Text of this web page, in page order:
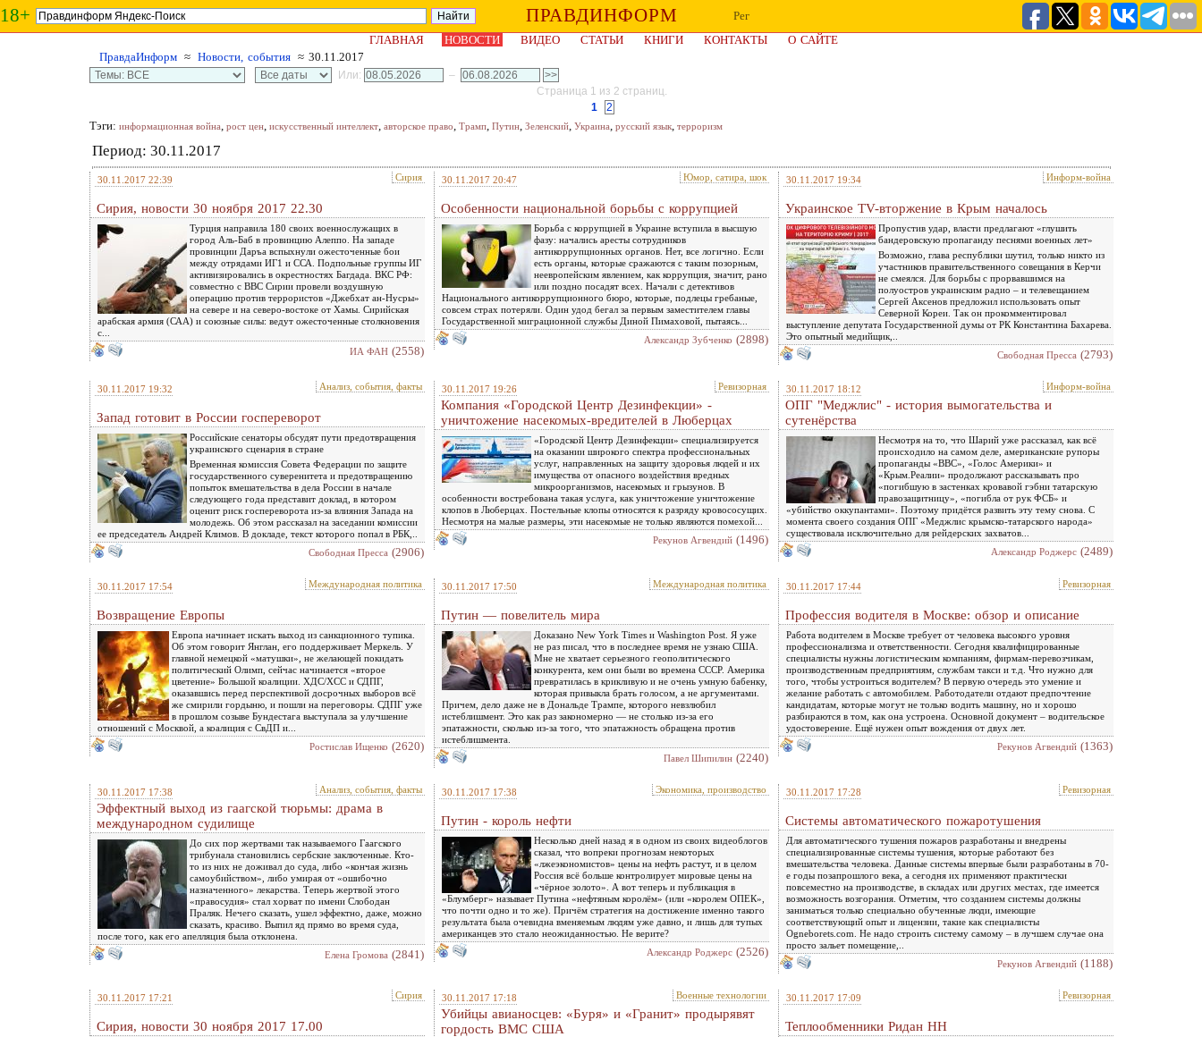
18+ ПРАВДИНФОРМ
Рег
ГЛАВНАЯ
НОВОСТИ ВИДЕО СТАТЬИ КНИГИ КОНТАКТЫ
О САЙТЕ
ПравдаИнформ ≈ Новости, события ≈ 30.11.2017
Или:
–
Страница 1 из 2 страниц.
1
2
Тэги: информационная война, рост цен, искусственный интеллект, авторское право, Трамп, Путин, Зеленский, Украина, русский язык, терроризм
Период: 30.11.2017
30.11.2017 22:39 Сирия
Сирия, новости 30 ноября 2017 22.30
Турция направила 180 своих военнослужащих в
город Аль-Баб в провинцию Алеппо. На западе
провинции Даръа вспыхнули ожесточенные бои
между отрядами ИГ1 и ССА. Подпольные группы ИГ
активизировались в окрестностях Багдада. ВКС РФ:
совместно с ВВС Сирии провели воздушную
операцию против террористов «Джебхат ан-Нусры»
на севере и на северо-востоке от Хамы. Сирийская
арабская армия (САА) и союзные силы: ведут ожесточенные столкновения
с...
ИА ФАН (2558)
30.11.2017 20:47 Юмор, сатира, шок
Особенности национальной борьбы с коррупцией
Борьба с коррупцией в Украине вступила в высшую
фазу: начались аресты сотрудников
антикоррупционных органов. Нет, все логично. Если
есть органы, которые сражаются с таким позорным,
неевропейским явлением, как коррупция, значит, рано
или поздно посадят всех. Начали с детективов
Национального антикоррупционного бюро, которые, подлецы гребаные,
совсем страх потеряли. Один удод бегал за первым заместителем главы
Государственной миграционной службы Диной Пимаховой, пытаясь...
Александр Зубченко (2898)
30.11.2017 19:34 Информ-война
Украинское TV-вторжение в Крым началось
Пропустив удар, власти предлагают «глушить
бандеровскую пропаганду песнями военных лет»
Возможно, глава республики шутил, только никто из
участников правительственного совещания в Керчи
не смеялся. Для борьбы с прорвавшимся на
полуостров украинским радио – и телевещанием
Сергей Аксенов предложил использовать опыт
Северной Кореи. Так он прокомментировал
выступление депутата Государственной думы от РК Константина Бахарева.
Это опытный медийщик,..
Свободная Пресса (2793)
30.11.2017 19:32 Анализ, события, факты
Запад готовит в России госпереворот
Российские сенаторы обсудят пути предотвращения
украинского сценария в стране
Временная комиссия Совета Федерации по защите
государственного суверенитета и предотвращению
попыток вмешательства в дела России в начале
следующего года представит доклад, в котором
оценит риск госпереворота из-за влияния Запада на
молодежь. Об этом рассказал на заседании комиссии
ее председатель Андрей Климов. В докладе, текст которого попал в РБК,..
Свободная Пресса (2906)
30.11.2017 19:26 Ревизорная
Компания «Городской Центр Дезинфекции» -
уничтожение насекомых-вредителей в Люберцах
«Городской Центр Дезинфекции» специализируется
на оказании широкого спектра профессиональных
услуг, направленных на защиту здоровья людей и их
имущества от опасного воздействия вредных
микроорганизмов, насекомых и грызунов. В
особенности востребована такая услуга, как уничтожение уничтожение
клопов в Люберцах. Постельные клопы относятся к разряду кровососущих.
Несмотря на малые размеры, эти насекомые не только являются помехой...
Рекунов Агвендий (1496)
30.11.2017 18:12 Информ-война
ОПГ "Меджлис" - история вымогательства и
сутенёрства
Несмотря на то, что Шарий уже рассказал, как всё
происходило на самом деле, американские рупоры
пропаганды «BBC», «Голос Америки» и
«Крым.Реалии» продолжают рассказывать про
«погибшую в застенках кровавой гэбни татарскую
правозащитницу», «погибла от рук ФСБ» и
«убийство оккупантами». Поэтому придётся развить эту тему снова. С
момента своего создания ОПГ «Меджлис крымско-татарского народа»
существовала исключительно для рейдерских захватов...
Александр Роджерс (2489)
30.11.2017 17:54 Международная политика
Возвращение Европы
Европа начинает искать выход из санкционного тупика.
Об этом говорит Янглан, его поддерживает Меркель. У
главной немецкой «матушки», не желающей покидать
политический Олимп, сейчас начинается «второе
цветение» Большой коалиции. ХДС/ХСС и СДПГ,
оказавшись перед перспективой досрочных выборов всё
же смирили гордыню, и пошли на переговоры. СДПГ уже
в прошлом созыве Бундестага выступала за улучшение
отношений с Москвой, а коалиция с СвДП и...
Ростислав Ищенко (2620)
30.11.2017 17:50 Международная политика
Путин — повелитель мира
Доказано New York Times и Washington Post. Я уже
не раз писал, что в последнее время не узнаю США.
Мне не хватает серьезного геополитического
конкурента, кем они были во времена СССР. Америка
превратилась в крикливую и не очень умную бабенку,
которая привыкла брать голосом, а не аргументами.
Причем, дело даже не в Дональде Трампе, которого невзлюбил
истеблишмент. Это как раз закономерно — не столько из-за его
эпатажности, сколько из-за того, что эпатажность обращена против
истеблишмента.
Павел Шипилин (2240)
30.11.2017 17:44 Ревизорная
Профессия водителя в Москве: обзор и описание
Работа водителем в Москве требует от человека высокого уровня
профессионализма и ответственности. Сегодня квалифицированные
специалисты нужны логистическим компаниям, фирмам-перевозчикам,
производственным предприятиям, службам такси и т.д. Что нужно для
того, чтобы устроиться водителем? В первую очередь это умение и
желание работать с автомобилем. Работодатели отдают предпочтение
кандидатам, которые могут не только водить машину, но и хорошо
разбираются в том, как она устроена. Основной документ – водительское
удостоверение. Ещё нужен опыт вождения от двух лет.
Рекунов Агвендий (1363)
30.11.2017 17:38 Анализ, события, факты
Эффектный выход из гаагской тюрьмы: драма в
международном судилище
До сих пор жертвами так называемого Гаагского
трибунала становились сербские заключенные. Кто-
то из них не доживал до суда, либо «кончая жизнь
самоубийством», либо умирая от «ошибочно
назначенного» лекарства. Теперь жертвой этого
«правосудия» стал хорват по имени Слободан
Праляк. Нечего сказать, ушел эффектно, даже, можно
сказать, красиво. Выпил яд прямо во время суда,
после того, как его апелляция была отклонена.
Елена Громова (2841)
30.11.2017 17:38 Экономика, производство
Путин - король нефти
Несколько дней назад я в одном из своих видеоблогов
сказал, что вопреки прогнозам некоторых
«лжеэкономистов» цены на нефть растут, и в целом
Россия всё больше контролирует мировые цены на
«чёрное золото». А вот теперь и публикация в
«Блумберг» называет Путина «нефтяным королём» (или «королем ОПЕК»,
что почти одно и то же). Причём стратегия на достижение именно такого
результата была очевидна вменяемым людям уже давно, и лишь для тупых
американцев это стало неожиданностью. Не верите?
Александр Роджерс (2526)
30.11.2017 17:28 Ревизорная
Системы автоматического пожаротушения
Для автоматического тушения пожаров разработаны и внедрены
специализированные системы тушения, которые работают без
вмешательства человека. Данные системы впервые были разработаны в 70-
е годы позапрошлого века, а сегодня их применяют практически
повсеместно на производстве, в складах или других местах, где имеется
возможность возгорания. Отметим, что созданием системы должны
заниматься только специально обученные люди, имеющие
соответствующий опыт и лицензии, такие как специалисты
Ogneborets.com. Не надо строить систему самому – в лучшем случае она
просто зальет помещение,..
Рекунов Агвендий (1188)
30.11.2017 17:21 Сирия
Сирия, новости 30 ноября 2017 17.00
30.11.2017 17:18 Военные технологии
Убийцы авианосцев: «Буря» и «Гранит» продырявят
гордость ВМС США
30.11.2017 17:09 Ревизорная
Теплообменники Ридан НН